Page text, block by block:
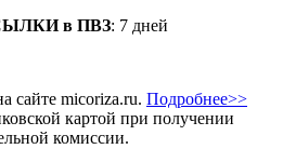
в ПВЗ: 7 дней
сайте micoriza.ru. Подробнее>>
картой при получении
комиссии.